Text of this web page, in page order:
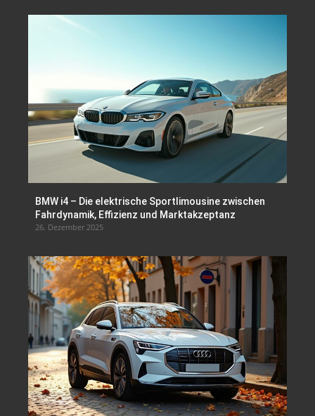
BMW i4 – Die elektrische Sportlimousine zwischen
Fahrdynamik, Effizienz und Marktakzeptanz
26. Dezember 2025